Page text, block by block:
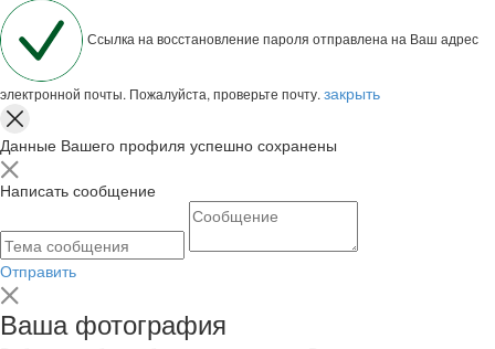
Ссылка на восстановление пароля отправлена на Ваш адрес
электронной почты. Пожалуйста, проверьте почту. закрыть
Данные Вашего профиля успешно сохранены
Написать сообщение
Отправить
Ваша фотография